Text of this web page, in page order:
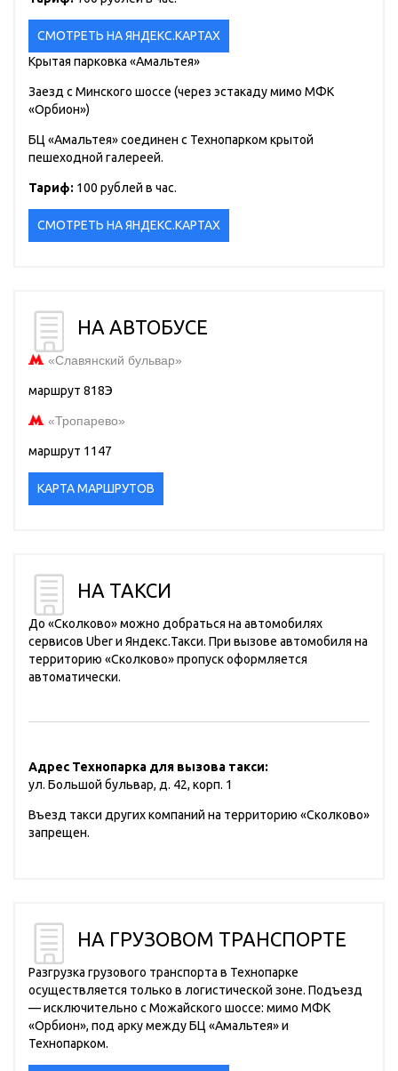
СМОТРЕТЬ НА ЯНДЕКС.КАРТАХ
Крытая парковка «Амальтея»
Заезд с Минского шоссе (через эстакаду мимо МФК
«Орбион»)
БЦ «Амальтея» соединен с Технопарком крытой
пешеходной галереей.
Тариф: 100 рублей в час.
СМОТРЕТЬ НА ЯНДЕКС.КАРТАХ
НА АВТОБУСЕ
«Славянский бульвар»
маршрут 818Э
«Тропарево»
маршрут 1147
КАРТА МАРШРУТОВ
НА ТАКСИ
До «Сколково» можно добраться на автомобилях
сервисов Uber и Яндекс.Такси. При вызове автомобиля на
территорию «Сколково» пропуск оформляется
автоматически.
Адрес Технопарка для вызова такси:
ул. Большой бульвар, д. 42, корп. 1
Въезд такси других компаний на территорию «Сколково»
запрещен.
НА ГРУЗОВОМ ТРАНСПОРТЕ
Разгрузка грузового транспорта в Технопарке
осуществляется только в логистической зоне. Подъезд
— исключительно с Можайского шоссе: мимо МФК
«Орбион», под арку между БЦ «Амальтея» и
Технопарком.